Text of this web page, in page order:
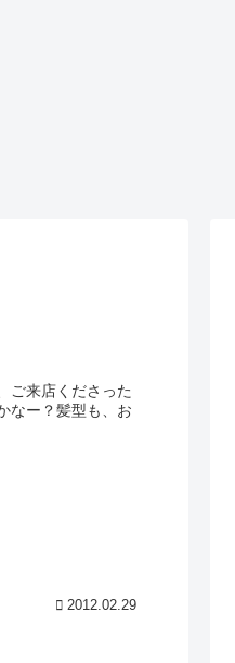
ご来店くださった
なー？髪型も、お
2012.02.29